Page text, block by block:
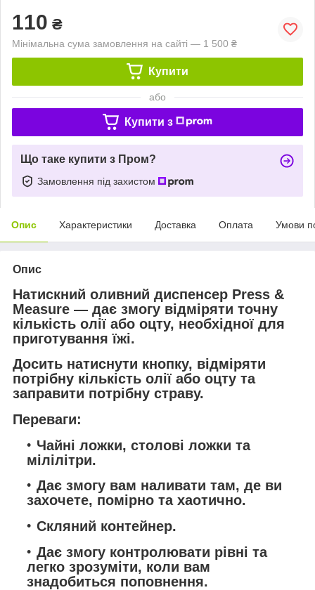
110 ₴
Мінімальна сума замовлення на сайті — 1 500 ₴
Купити
або
Купити з
Що таке купити з Пром?
Замовлення під захистом
Опис Характеристики Доставка Оплата Умови
Опис
Натискний оливний диспенсер Press &
Measure — дає змогу відміряти точну
кількість олії або оцту, необхідної для
приготування їжі.
Досить натиснути кнопку, відміряти
потрібну кількість олії або оцту та
заправити потрібну страву.
Переваги:
Чайні ложки, столові ложки та
мілілітри.
Дає змогу вам наливати там, де ви
захочете, помірно та хаотично.
Скляний контейнер.
Дає змогу контролювати рівні та
легко зрозуміти, коли вам
знадобиться поповнення.